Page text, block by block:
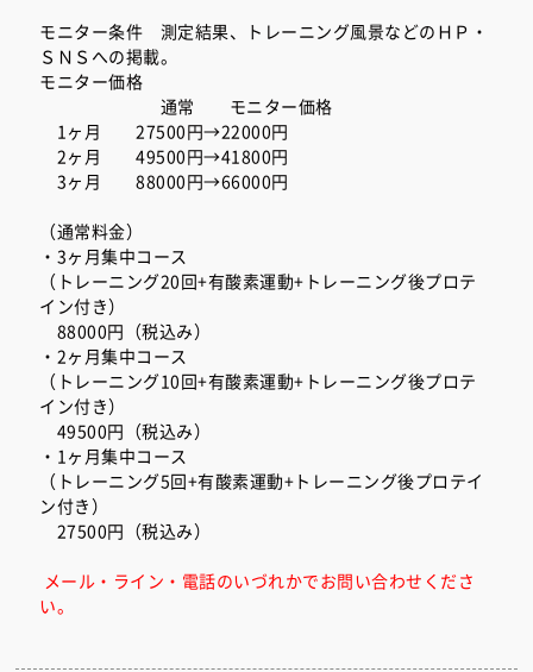
モニター条件 測定結果、トレーニング風景などのＨＰ・
ＳＮＳへの掲載。
モニター価格
通常 モニター価格
1ヶ月 27500円→22000円
2ヶ月 49500円→41800円
3ヶ月 88000円→66000円
（通常料金）
・3ヶ月集中コース
（トレーニング20回+有酸素運動+トレーニング後プロテ
イン付き）
88000円（税込み）
・2ヶ月集中コース
（トレーニング10回+有酸素運動+トレーニング後プロテ
イン付き）
49500円（税込み）
・1ヶ月集中コース
（トレーニング5回+有酸素運動+トレーニング後プロテイ
ン付き）
27500円（税込み）
メール・ライン・電話のいづれかでお問い合わせくださ
い。